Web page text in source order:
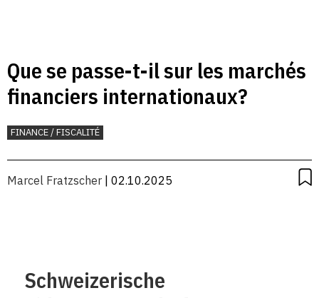
Que se passe-t-il sur les marchés
financiers internationaux?
FINANCE / FISCALITÉ
Marcel Fratzscher | 02.10.2025
Schweizerische